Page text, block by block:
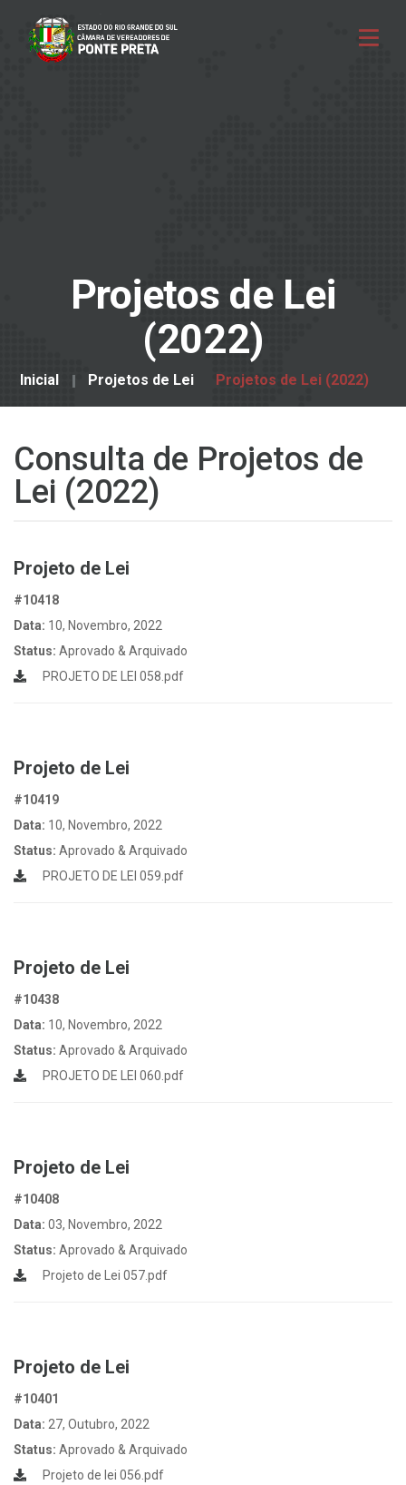
Projetos de Lei
(2022)
Inicial Projetos de Lei Projetos de Lei (2022)
Consulta de Projetos de
Lei (2022)
Projeto de Lei
#10418
Data: 10, Novembro, 2022
Status: Aprovado & Arquivado
PROJETO DE LEI 058.pdf
Projeto de Lei
#10419
Data: 10, Novembro, 2022
Status: Aprovado & Arquivado
PROJETO DE LEI 059.pdf
Projeto de Lei
#10438
Data: 10, Novembro, 2022
Status: Aprovado & Arquivado
PROJETO DE LEI 060.pdf
Projeto de Lei
#10408
Data: 03, Novembro, 2022
Status: Aprovado & Arquivado
Projeto de Lei 057.pdf
Projeto de Lei
#10401
Data: 27, Outubro, 2022
Status: Aprovado & Arquivado
Projeto de lei 056.pdf